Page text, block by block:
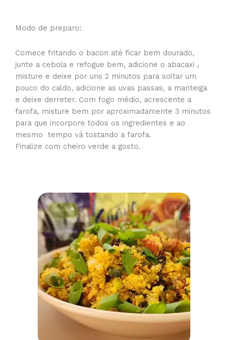
Modo de preparo:
Comece fritando o bacon até ficar bem dourado,
junte a cebola e refogue bem, adicione o abacaxi ,
misture e deixe por uns 2 minutos para soltar um
pouco do caldo, adicione as uvas passas, a manteiga
e deixe derreter. Com fogo médio, acrescente a
farofa, misture bem por aproximadamente 3 minutos
para que incorpore todos os ingredientes e ao
mesmo tempo vá tostando a farofa.
Finalize com cheiro verde a gosto.